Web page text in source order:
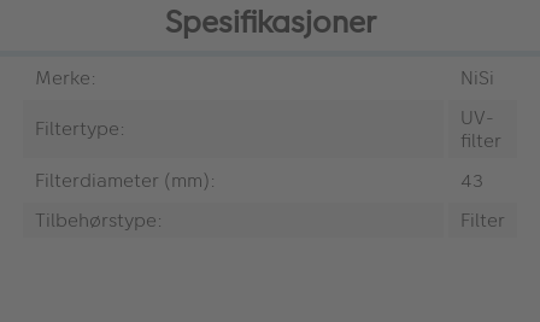
Spesifikasjoner
Merke:
NiSi
Filtertype:
UV-
filter
Filterdiameter (mm):
43
Tilbehørstype:
Filter